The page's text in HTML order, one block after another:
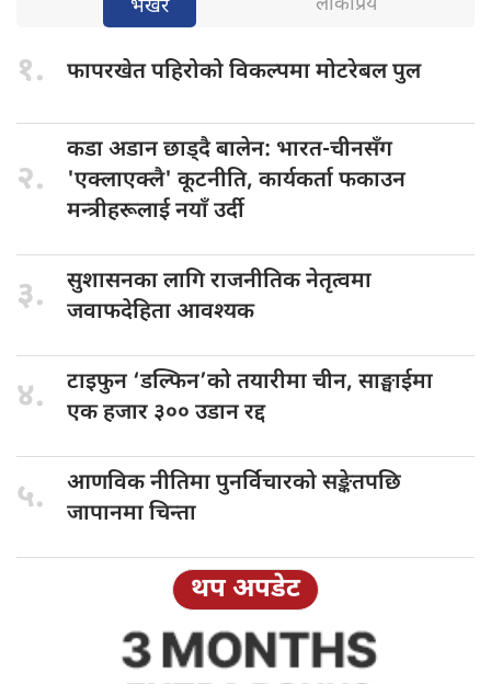
भर्खरै
१. फापरखेत पहिरोकोविकल्पमा मोटरेबल पुल
२.
कडा अडानछाड्दै बालेन: भारत-चीनसँग
'एक्लाएक्लै' कूटनीति, कार्यकर्ता फकाउन
मन्त्रीहरूलाई नयाँ उर्दी
३. सुशासनका लागिराजनीतिक नेतृत्वमा
जवाफदेहिता आवश्यक
४. टाइफुन ‘डल्फिन’कोतयारीमा चीन, साङ्घाईमा
एक हजार ३०० उडान रद्द
५. आणविक नीतिमापुनर्विचारको सङ्केतपछि
जापानमा चिन्ता
थप अपडेट